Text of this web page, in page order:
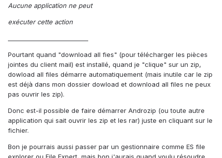
Aucune application ne peut
exécuter cette action
Pourtant quand "download all fies" (pour télécharger les pièces
jointes du client mail) est installé, quand je "clique" sur un zip,
dowload all files démarre automatiquement (mais inutile car le zip
est déjà dans mon dossier dowload et download all files ne peux
pas ouvrir les zip).
Donc est-il possible de faire démarrer Androzip (ou toute autre
application qui sait ouvrir les zip et les rar) juste en cliquant sur le
fichier.
Bon je pourrais aussi passer par un gestionnaire comme ES file